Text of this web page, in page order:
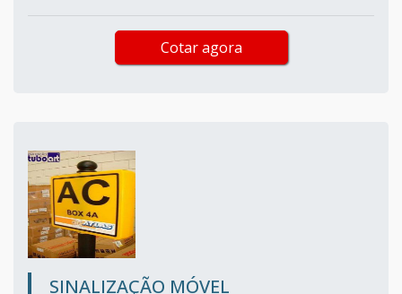
Cotar agora
SINALIZAÇÃO MÓVEL